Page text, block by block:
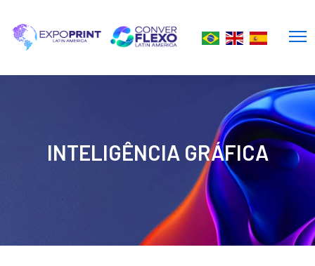
INTELIGÊNCIA GRÁFICA